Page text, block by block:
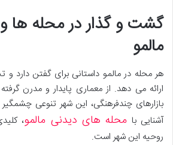
گشت و گذار در محله ها
مالمو
هر محله در مالمو داستانی برای گفتن دارد و
ارائه می دهد. از معماری پایدار و مدرن
بازارهای چندفرهنگی، این شهر تنوعی
آشنایی با محله های دیدنی مالمو،
روحیه این شهر است.